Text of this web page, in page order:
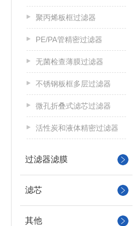
聚丙烯板框过滤器
PE/PA管精密过滤器
无菌检查薄膜过滤器
不锈钢板框多层过滤器
微孔折叠式滤芯过滤器
活性炭和液体精密过滤器
过滤器滤膜
滤芯
其他